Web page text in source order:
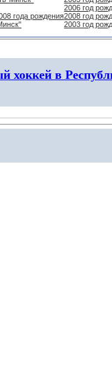
2006 год
года рождения2008 год
2003 год
хоккей в